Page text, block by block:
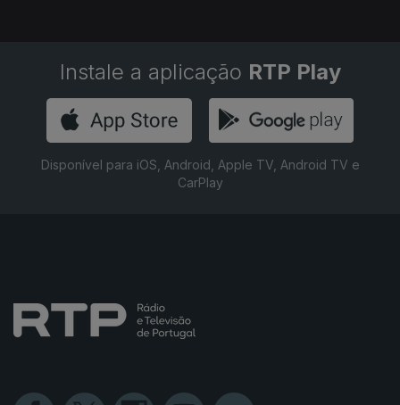
Instale a aplicação RTP Play
Disponível para iOS, Android, Apple TV, Android TV e
CarPlay